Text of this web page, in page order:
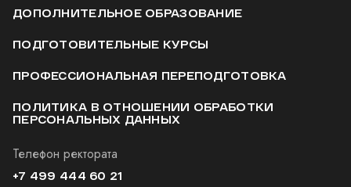
ДОПОЛНИТЕЛЬНОЕ ОБРАЗОВАНИЕ
ПОДГОТОВИТЕЛЬНЫЕ КУРСЫ
ПРОФЕССИОНАЛЬНАЯ ПЕРЕПОДГОТОВКА
ПОЛИТИКА В ОТНОШЕНИИ ОБРАБОТКИ
ПЕРСОНАЛЬНЫХ ДАННЫХ
Телефон ректората
+7 499 444 60 21